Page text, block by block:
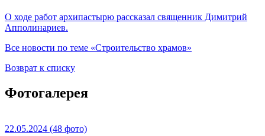
О ходе работ архипастырю рассказал священник Димитрий
Апполинариев.
Все новости по теме «Строительство храмов»
Возврат к списку
Фотогалерея
22.05.2024 (48 фото)